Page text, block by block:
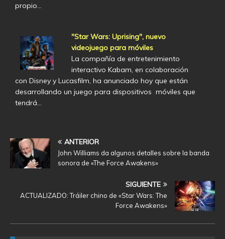
propio…
"Star Wars: Uprising", nuevo
videojuego para móviles
La compañía de entretenimiento
interactivo Kabam, en colaboración
con Disney y Lucasfilm, ha anunciado hoy que están
desarrollando un juego para dispositivos móviles que
tendrá…
ANTERIOR
John Williams da algunos detalles sobre la banda
sonora de «The Force Awakens»
SIGUIENTE
ACTUALIZADO: Tráiler chino de «Star Wars: The
Force Awakens»